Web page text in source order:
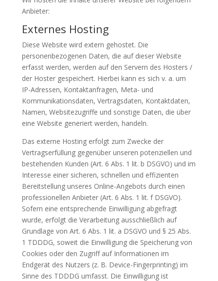
Anbieter:
Externes Hosting
Diese Website wird extern gehostet. Die
personenbezogenen Daten, die auf dieser Website
erfasst werden, werden auf den Servern des Hosters /
der Hoster gespeichert. Hierbei kann es sich v. a. um
IP-Adressen, Kontaktanfragen, Meta- und
Kommunikationsdaten, Vertragsdaten, Kontaktdaten,
Namen, Websitezugriffe und sonstige Daten, die über
eine Website generiert werden, handeln.
Das externe Hosting erfolgt zum Zwecke der
Vertragserfüllung gegenüber unseren potenziellen und
bestehenden Kunden (Art. 6 Abs. 1 lit. b DSGVO) und im
Interesse einer sicheren, schnellen und effizienten
Bereitstellung unseres Online-Angebots durch einen
professionellen Anbieter (Art. 6 Abs. 1 lit. f DSGVO).
Sofern eine entsprechende Einwilligung abgefragt
wurde, erfolgt die Verarbeitung ausschließlich auf
Grundlage von Art. 6 Abs. 1 lit. a DSGVO und § 25 Abs.
1 TDDDG, soweit die Einwilligung die Speicherung von
Cookies oder den Zugriff auf Informationen im
Endgerät des Nutzers (z. B. Device-Fingerprinting) im
Sinne des TDDDG umfasst. Die Einwilligung ist